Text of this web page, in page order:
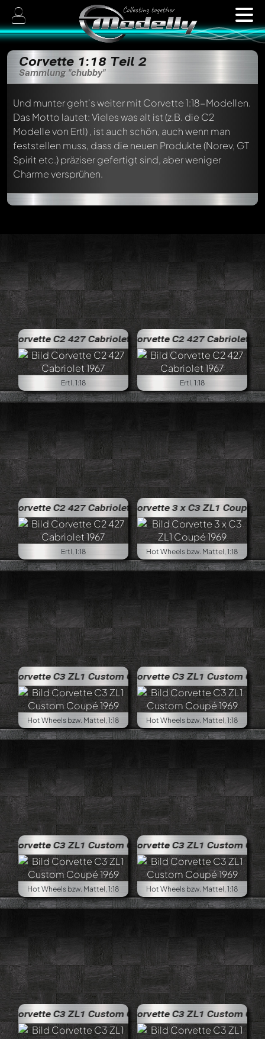
Corvette 1:18 Teil 2
Sammlung "chubby"
Und munter geht's weiter mit Corvette 1:18-Modellen.
Das Motto lautet: Vieles was alt ist (z.B. die C2
Modelle von Ertl) , ist auch schön, auch wenn man
feststellen muss, dass die neuen Produkte (Norev, GT
Spirit etc.) präziser gefertigt sind, aber weniger
Charme versprühen.
Cabriolet 1967
Ertl, 1:18
Corvette C2 427 Cabriolet 1967
Ertl, 1:18
Cabriolet 1967
Ertl, 1:18
Corvette 3 x C3 ZL1 Coupé 1969
Hot Wheels bzw. Mattel, 1:18
Custom Coupé 1969
Hot Wheels bzw. Mattel, 1:18
Corvette C3 ZL1 Custom Coupé 1969
Hot Wheels bzw. Mattel, 1:18
Custom Coupé 1969
Hot Wheels bzw. Mattel, 1:18
Corvette C3 ZL1 Custom Coupé 1969
Hot Wheels bzw. Mattel, 1:18
Custom Coupé 1969
Corvette C3 ZL1 Custom Coupé 1969